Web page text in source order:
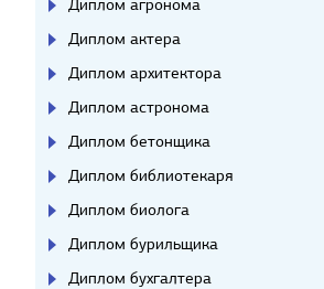
Диплом агронома
Диплом актера
Диплом архитектора
Диплом астронома
Диплом бетонщика
Диплом библиотекаря
Диплом биолога
Диплом бурильщика
Диплом бухгалтера